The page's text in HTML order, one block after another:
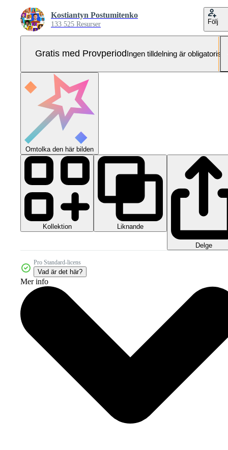
Kostiantyn Postumitenko
133 525 Resurser Följ
Gratis med ProvperiodIngen tilldelning är obligatorisk
Omtolka den här bilden
Kollektion Liknande
Delge
Pro Standard-licens
Vad är det här?
Mer info